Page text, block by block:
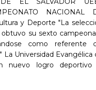
NACIONAL
y Deporte "La
su sexto
como referente
La Universidad Evangélica
nuevo logro deportivo